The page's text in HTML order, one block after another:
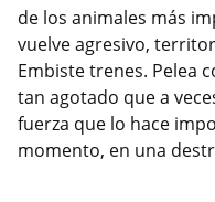
de los animales más
vuelve agresivo,
Embiste trenes. Pelea
tan agotado que a
fuerza que lo hace
momento, en una